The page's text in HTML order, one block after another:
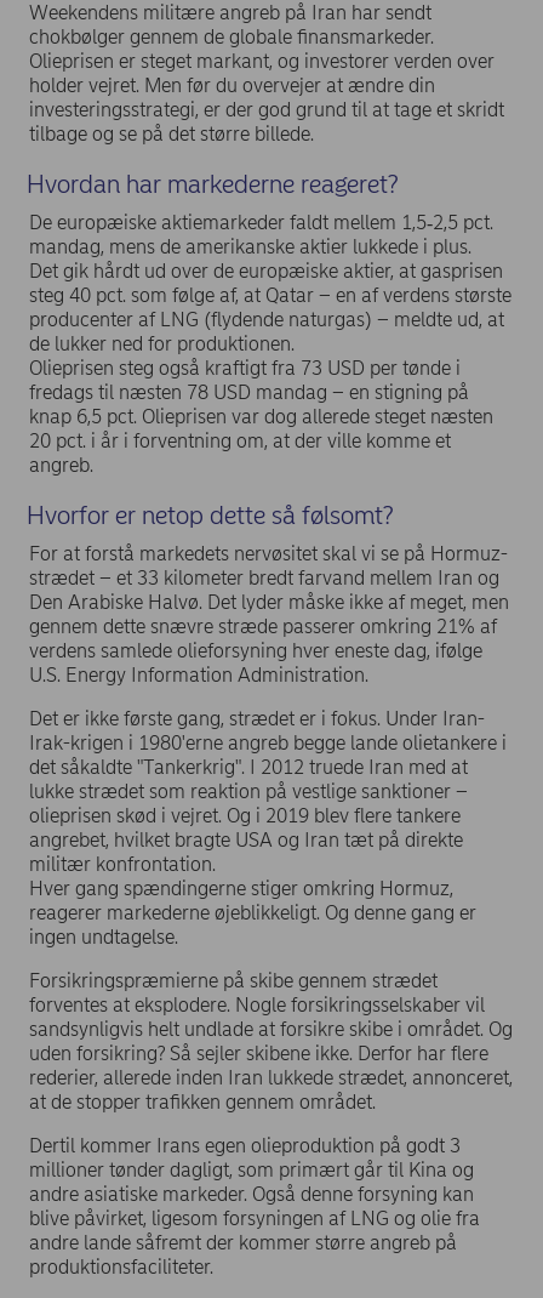
Weekendens militære angreb på Iran har sendt
chokbølger gennem de globale finansmarkeder.
Olieprisen er steget markant, og investorer verden over
holder vejret. Men før du overvejer at ændre din
investeringsstrategi, er der god grund til at tage et skridt
tilbage og se på det større billede.
Hvordan har markederne reageret?
De europæiske aktiemarkeder faldt mellem 1,5‑2,5 pct.
mandag, mens de amerikanske aktier lukkede i plus.
Det gik hårdt ud over de europæiske aktier, at gasprisen
steg 40 pct. som følge af, at Qatar – en af verdens største
producenter af LNG (flydende naturgas) – meldte ud, at
de lukker ned for produktionen.
Olieprisen steg også kraftigt fra 73 USD per tønde i
fredags til næsten 78 USD mandag – en stigning på
knap 6,5 pct. Olieprisen var dog allerede steget næsten
20 pct. i år i forventning om, at der ville komme et
angreb.
Hvorfor er netop dette så følsomt?
For at forstå markedets nervøsitet skal vi se på Hormuz-
strædet – et 33 kilometer bredt farvand mellem Iran og
Den Arabiske Halvø. Det lyder måske ikke af meget, men
gennem dette snævre stræde passerer omkring 21% af
verdens samlede olieforsyning hver eneste dag, ifølge
U.S. Energy Information Administration.
Det er ikke første gang, strædet er i fokus. Under Iran-
Irak-krigen i 1980'erne angreb begge lande olietankere i
det såkaldte "Tankerkrig". I 2012 truede Iran med at
lukke strædet som reaktion på vestlige sanktioner –
olieprisen skød i vejret. Og i 2019 blev flere tankere
angrebet, hvilket bragte USA og Iran tæt på direkte
militær konfrontation.
Hver gang spændingerne stiger omkring Hormuz,
reagerer markederne øjeblikkeligt. Og denne gang er
ingen undtagelse.
Forsikringspræmierne på skibe gennem strædet
forventes at eksplodere. Nogle forsikringsselskaber vil
sandsynligvis helt undlade at forsikre skibe i området. Og
uden forsikring? Så sejler skibene ikke. Derfor har flere
rederier, allerede inden Iran lukkede strædet, annonceret,
at de stopper trafikken gennem området.
Dertil kommer Irans egen olieproduktion på godt 3
millioner tønder dagligt, som primært går til Kina og
andre asiatiske markeder. Også denne forsyning kan
blive påvirket, ligesom forsyningen af LNG og olie fra
andre lande såfremt der kommer større angreb på
produktionsfaciliteter.